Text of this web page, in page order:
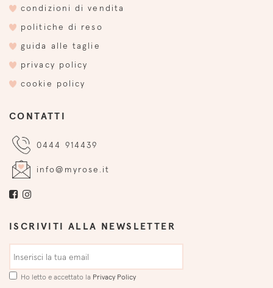
condizioni di vendita
politiche di reso
guida alle taglie
privacy policy
cookie policy
CONTATTI
0444 914439
info@myrose.it
ISCRIVITI ALLA NEWSLETTER
Ho letto e accettato la Privacy Policy